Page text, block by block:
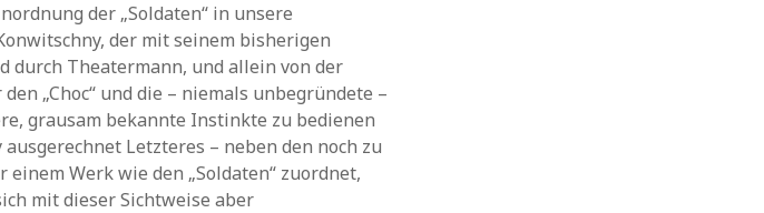
der „Soldaten“ in unsere
der mit seinem bisherigen
durch Theatermann, und allein von der
„Choc“ und die – niemals unbegründete –
grausam bekannte Instinkte zu bedienen
Letzteres – neben den noch zu
Werk wie den „Soldaten“ zuordnet,
mit dieser Sichtweise aber